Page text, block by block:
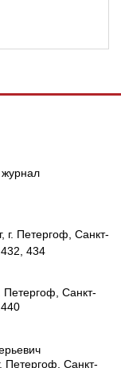
г. Петергоф, Санкт-
434
Петергоф, Санкт-
Петергоф Санкт-